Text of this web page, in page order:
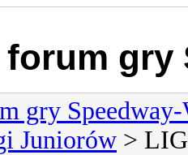
gry
gry
Juniorów >